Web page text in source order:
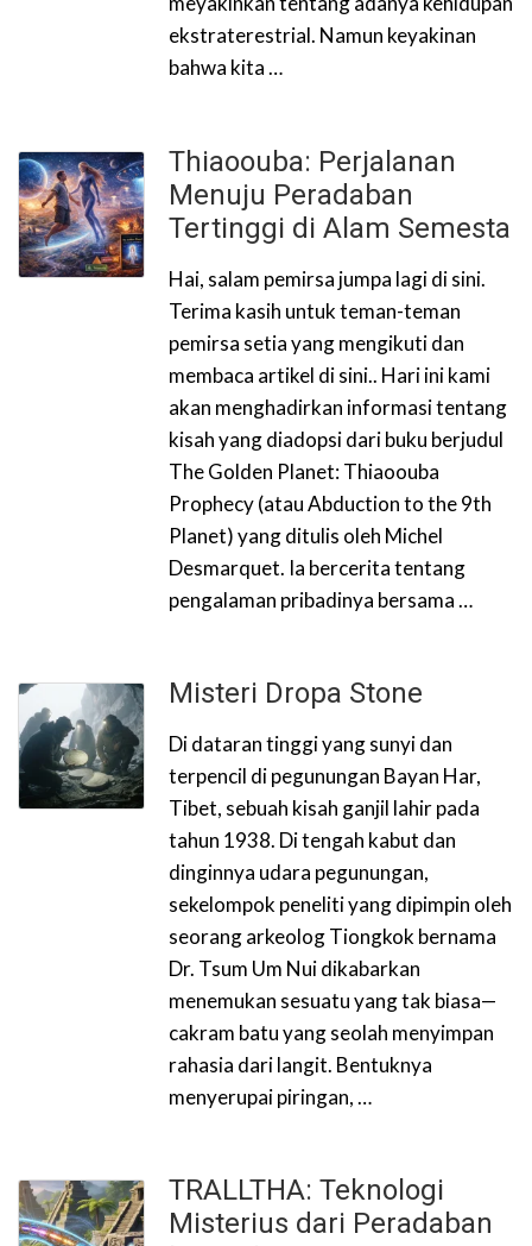
ekstraterestrial. Namun keyakinan
bahwa kita …
Thiaoouba: Perjalanan
Menuju Peradaban
Tertinggi di Alam Semesta
Hai, salam pemirsa jumpa lagi di sini.
Terima kasih untuk teman-teman
pemirsa setia yang mengikuti dan
membaca artikel di sini.. Hari ini kami
akan menghadirkan informasi tentang
kisah yang diadopsi dari buku berjudul
The Golden Planet: Thiaoouba
Prophecy (atau Abduction to the 9th
Planet) yang ditulis oleh Michel
Desmarquet. Ia bercerita tentang
pengalaman pribadinya bersama …
Misteri Dropa Stone
Di dataran tinggi yang sunyi dan
terpencil di pegunungan Bayan Har,
Tibet, sebuah kisah ganjil lahir pada
tahun 1938. Di tengah kabut dan
dinginnya udara pegunungan,
sekelompok peneliti yang dipimpin oleh
seorang arkeolog Tiongkok bernama
Dr. Tsum Um Nui dikabarkan
menemukan sesuatu yang tak biasa—
cakram batu yang seolah menyimpan
rahasia dari langit. Bentuknya
menyerupai piringan, …
TRALLTHA: Teknologi
Misterius dari Peradaban